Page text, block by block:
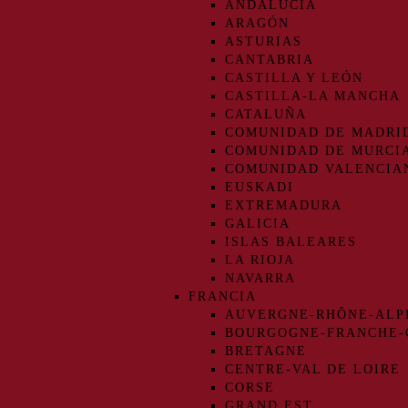
ANDALUCIA
ARAGÓN
ASTURIAS
CANTABRIA
CASTILLA Y LEÓN
CASTILLA-LA MANCHA
CATALUÑA
COMUNIDAD DE
COMUNIDAD DE
COMUNIDAD
EUSKADI
EXTREMADURA
GALICIA
ISLAS BALEARES
LA RIOJA
NAVARRA
FRANCIA
AUVERGNE-RHÔNE-
BOURGOGNE-FRANCHE-
BRETAGNE
CENTRE-VAL DE LOIRE
CORSE